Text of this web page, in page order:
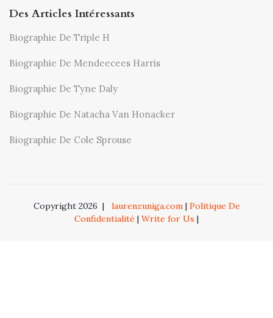
Des Articles Intéressants
Biographie De Triple H
Biographie De Mendeecees Harris
Biographie De Tyne Daly
Biographie De Natacha Van Honacker
Biographie De Cole Sprouse
Copyright 2026 | laurenzuniga.com| Politique De
Confidentialité | Write for Us |